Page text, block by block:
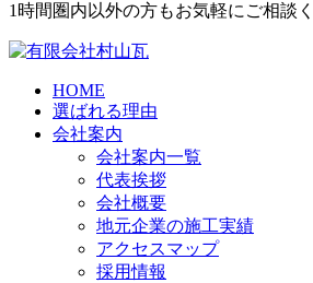
1時間圏内以外の方もお気軽にご相談く
HOME
選ばれる理由
会社案内
会社案内一覧
代表挨拶
会社概要
地元企業の施工実績
アクセスマップ
採用情報